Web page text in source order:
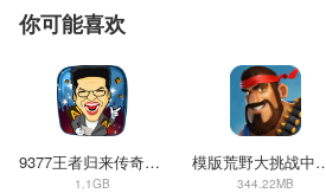
你可能喜欢
9377王者归来传奇合击版
1.1GB
模版荒野
344.22MB